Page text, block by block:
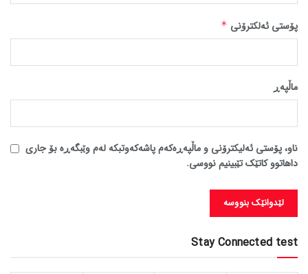
پۆستی ئەلکترۆنی *
ماڵپه‌ڕ
ناو، پۆستی ئەلیکترۆنی و ماڵپەڕەکەم پاشەکەوتبکە لەم وێبگەڕە بۆ جاری
داهاتوو کاتێک تێبینیم نووسی.
Stay Connected test